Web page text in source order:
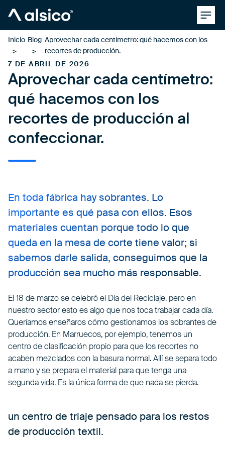
Inicio Blog Aprovechar cada centímetro: qué hacemos con los
recortes de producción.
7 DE ABRIL DE 2026
Aprovechar cada centímetro:
qué hacemos con los
recortes de producción al
confeccionar.
En toda fábrica hay sobrantes. Lo
importante es qué pasa con ellos. Esos
materiales cuentan porque todo lo que
queda en la mesa de corte tiene valor; si
sabemos darle salida, conseguimos que la
producción sea mucho más responsable.
El 18 de marzo se celebró el Día del Reciclaje, pero en
nuestro sector esto es algo que nos toca trabajar cada día.
Queríamos enseñaros cómo gestionamos los sobrantes de
producción. En Marruecos, por ejemplo, tenemos un
centro de clasificación propio para que los recortes no
acaben mezclados con la basura normal. Allí se separa todo
a mano y se prepara el material para que tenga una
segunda vida. Es la única forma de que nada se pierda.
un centro de triaje pensado para los restos
de producción textil.